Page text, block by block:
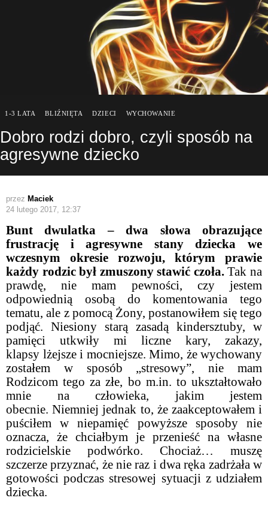
1-3 LATA BLIŹNIĘTA DZIECI WYCHOWANIE
Dobro rodzi dobro, czyli sposób na
agresywne dziecko
przez Maciek
24 lutego 2017, 12:37
Bunt dwulatka – dwa słowa obrazujące
frustrację i agresywne stany dziecka we
wczesnym okresie rozwoju, którym prawie
każdy rodzic był zmuszony stawić czoła.Tak na
prawdę, nie mam pewności, czy jestem
odpowiednią osobą do komentowania tego
tematu, ale z pomocą Żony, postanowiłem się tego
podjąć. Niesiony starą zasadą kindersztuby, w
pamięci utkwiły mi liczne kary, zakazy,
klapsy lżejsze i mocniejsze. Mimo, że wychowany
zostałem w sposób „stresowy”, nie mam
Rodzicom tego za złe, bo m.in. to ukształtowało
mnie na człowieka, jakim jestem
obecnie. Niemniej jednak to, że zaakceptowałem i
puściłem w niepamięć powyższe sposoby nie
oznacza, że chciałbym je przenieść na własne
rodzicielskie podwórko. Chociaż… muszę
szczerze przyznać, że nie raz i dwa ręka zadrżała w
gotowości podczas stresowej sytuacji z udziałem
dziecka.